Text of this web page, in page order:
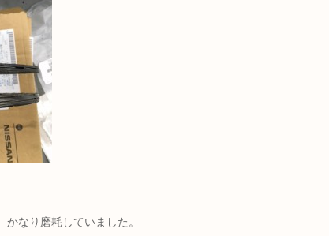
なり磨耗していました。